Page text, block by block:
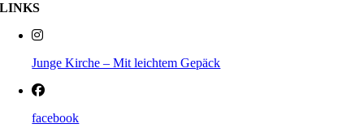
LINKS
Junge Kirche – Mit leichtem Gepäck
facebook